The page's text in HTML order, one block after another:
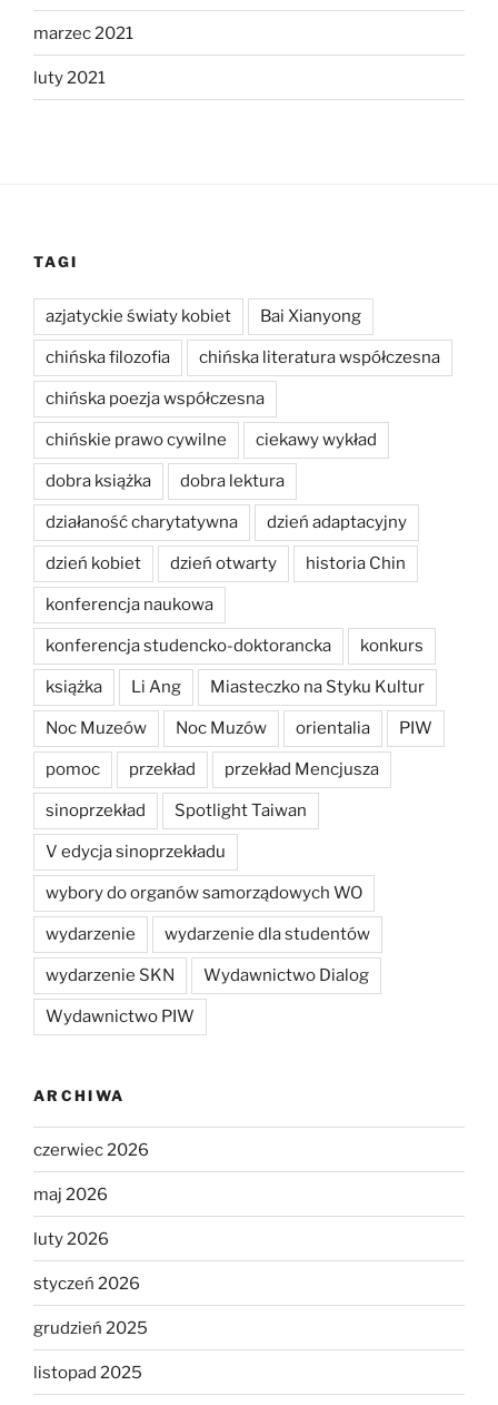
marzec 2021
luty 2021
TAGI
azjatyckie światy kobiet Bai Xianyong
chińska filozofia chińska literatura współczesna
chińska poezja współczesna
chińskie prawo cywilne ciekawy wykład
dobra książka dobra lektura
działaność charytatywna dzień adaptacyjny
dzień kobiet dzień otwarty historia Chin
konferencja naukowa
konferencja studencko-doktorancka konkurs
książka Li Ang Miasteczko na Styku Kultur
Noc Muzeów Noc Muzów orientalia PIW
pomoc przekład przekład Mencjusza
sinoprzekład Spotlight Taiwan
V edycja sinoprzekładu
wybory do organów samorządowych WO
wydarzenie wydarzenie dla studentów
wydarzenie SKN Wydawnictwo Dialog
Wydawnictwo PIW
ARCHIWA
czerwiec 2026
maj 2026
luty 2026
styczeń 2026
grudzień 2025
listopad 2025